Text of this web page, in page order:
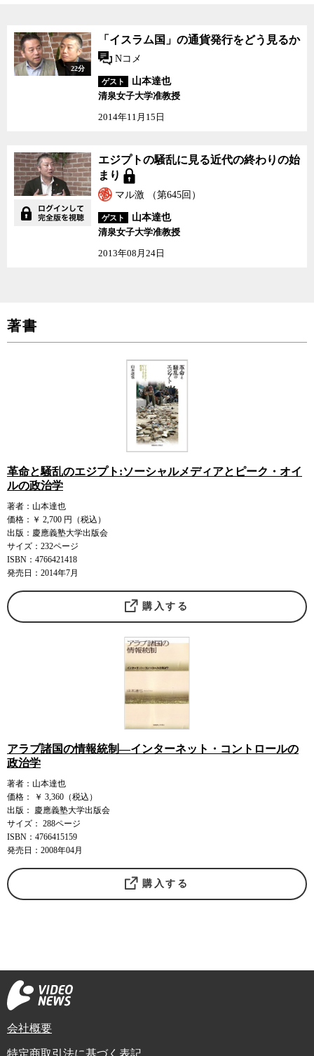
22分
「イスラム国」の通貨発行をどう見るか
Nコメ
ゲスト
山本達也
清泉女子大学准教授
2014年11月15日
エジプトの騒乱に見る近
代の終わりの始まり
エジプトの騒乱に見る近代の終わりの始
まり
マル激 （第645回）
ゲスト
山本達也
清泉女子大学准教授
2013年08月24日
著書
革命と騒乱のエジプト:ソーシャルメディアとピーク・オイ
ルの政治学
著者：山本達也
価格：￥ 2,700 円（税込）
出版：慶應義塾大学出版会
サイズ：232ページ
ISBN：4766421418
発売日：2014年7月
購入する
アラブ諸国の情報統制―インターネット・コントロールの
政治学
著者：山本達也
価格： ￥ 3,360（税込）
出版： 慶應義塾大学出版会
サイズ： 288ページ
ISBN：4766415159
発売日：2008年04月
購入する
会社概要
特定商取引法に基づく表記